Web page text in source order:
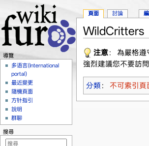
WildCritters
注意： 為嚴格
強烈建議您不要訪
分類 ： 不可索引頁
頁面 討論
導覽
多语言(International
portal)
最近變更
隨機頁面
方针指引
說明
群聊
搜尋